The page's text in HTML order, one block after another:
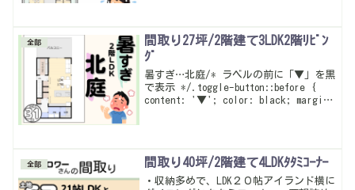
全部
間取り27坪/2階建て3LDK2階ﾘﾋﾞﾝ
ｸﾞ
暑すぎ…北庭/* ラベルの前に「▼」を黒
で表示 */.toggle-button::before {
content: '▼'; color: black; margin-
全部 間取り40坪/2階建て4LDKﾀﾀﾐｺｰﾅｰ
・収納多めで、LDK２０帖アイランド横に